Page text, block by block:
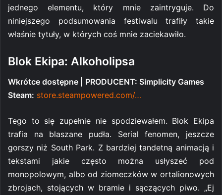
jednego elementu, który mnie zaintryguje. Do
niniejszego podsumowania festiwalu trafiły takie
właśnie tytuły, w których coś mnie zaciekawiło.
Blok Ekipa: Alkoholipsa
Wkrótce dostępne | PRODUCENT: Simplicity Games
Steam: store.steampowered.com/…
Tego to się zupełnie nie spodziewałem. Blok Ekipa
trafia na blaszane pudła. Serial fenomen, jeszcze
gorszy niż South Park. Z bardziej tandetną animacją i
tekstami jakie często można usłyszeć pod
monopolowym, albo od ziomeczków w ortalionowych
zbrojach, stojących w bramie i sączących piwo. „Ej